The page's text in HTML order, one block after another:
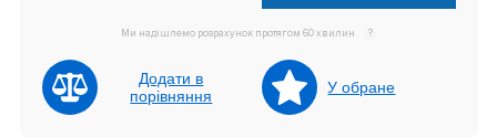
Ми надішлемо розрахунок протягом 60 хвилин ?
Додати в
порівняння
У обране